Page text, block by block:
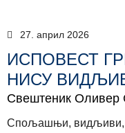
27. април 2026
ИСПОВЕСТ
НИСУ
Свештеник Оливер
Спољашњи, видљиви,